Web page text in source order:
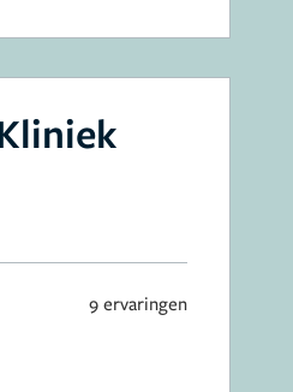
9 ervaringen